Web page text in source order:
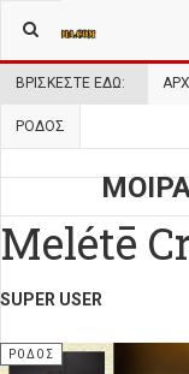
ΒΡΊΣΚΕΣΤΕ ΕΔΏ:
ΡΌΔΟΣ
Melétē
SUPER USER
ΡΌΔΟΣ